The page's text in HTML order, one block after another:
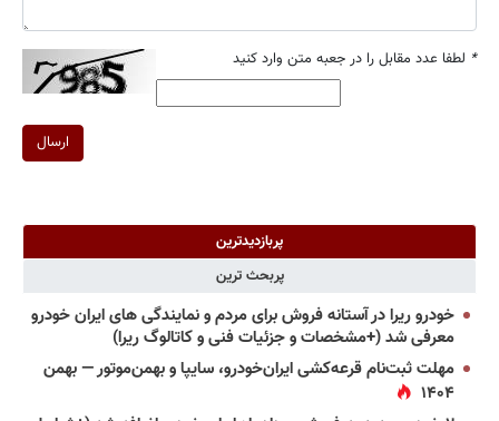
* لطفا عدد مقابل را در جعبه متن وارد کنید
ارسال
پربازدیدترین
پربحث ترین
خودرو ریرا در آستانه فروش برای مردم و نمایندگی های ایران خودرو
معرفی شد (+مشخصات و جزئیات فنی و کاتالوگ ریرا)
مهلت ثبت‌نام قرعه‌کشی ایران‌خودرو، سایپا و بهمن‌موتور — بهمن
۱۴۰۴